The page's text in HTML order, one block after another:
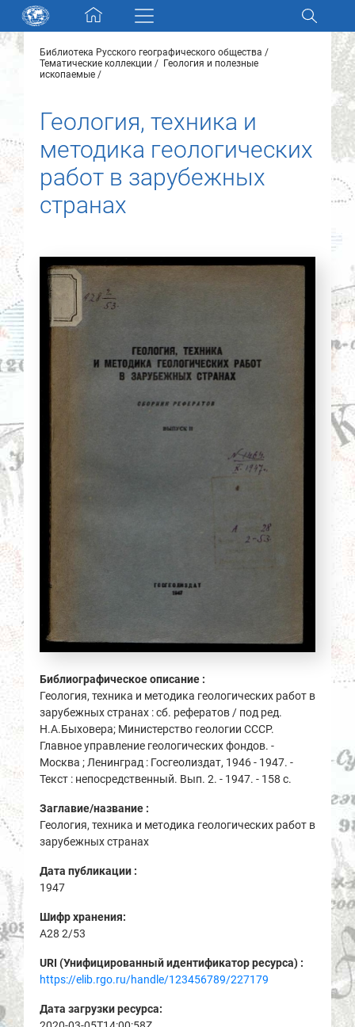
Skip navigation
Разделы и коллекции
Новости
О нас
Контакты
Партнеры
Найти
Библиотека Русского географического общества
Тематические коллекции
Геология и полезные
ископаемые
Геология, техника и
методика геологических
работ в зарубежных
странах
Библиографическое описание :
Геология, техника и методика геологических работ в
зарубежных странах : сб. рефератов / под ред.
Н.А.Быховера; Министерство геологии СССР.
Главное управление геологических фондов. -
Москва ; Ленинград : Госгеолиздат, 1946 - 1947. -
Текст : непосредственный. Вып. 2. - 1947. - 158 с.
Заглавие/название :
Геология, техника и методика геологических работ в
зарубежных странах
Дата публикации :
1947
Шифр хранения:
A28 2/53
URI (Унифицированный идентификатор ресурса) :
https://elib.rgo.ru/handle/123456789/227179
Дата загрузки ресурса: